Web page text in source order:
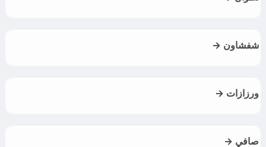
شفشاون →
ورزازات →
صافي →